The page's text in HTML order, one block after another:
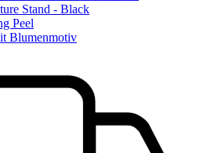
Stand - Black
Peel
Blumenmotiv